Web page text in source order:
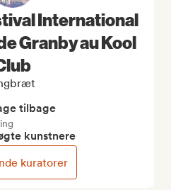
International
Granby au Kool
tilbage
kunstnere
kuratorer